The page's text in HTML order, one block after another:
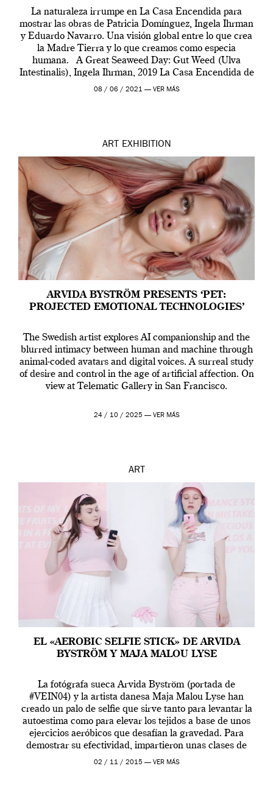
La naturaleza irrumpe en La Casa Encendida para
mostrar las obras de Patricia Domínguez, Ingela Ihrman
y Eduardo Navarro. Una visión global entre lo que crea
la Madre Tierra y lo que creamos como especia
humana. A Great Seaweed Day: Gut Weed (Ulva
Intestinalis), Ingela Ihrman, 2019 La Casa Encendida de
Madrid y la Wellcome […]
08 / 06 / 2021 — VER MÁS
ART EXHIBITION
ARVIDA BYSTRÖM PRESENTS ‘PET:
PROJECTED EMOTIONAL TECHNOLOGIES’
The Swedish artist explores AI companionship and the
blurred intimacy between human and machine through
animal-coded avatars and digital voices. A surreal study
of desire and control in the age of artificial affection. On
view at Telematic Gallery in San Francisco.
24 / 10 / 2025 — VER MÁS
ART
EL «AEROBIC SELFIE STICK» DE ARVIDA
BYSTRÖM Y MAJA MALOU LYSE
La fotógrafa sueca Arvida Byström (portada de
#VEIN04) y la artista danesa Maja Malou Lyse han
creado un palo de selfie que sirve tanto para levantar la
autoestima como para elevar los tejidos a base de unos
ejercicios aeróbicos que desafían la gravedad. Para
demostrar su efectividad, impartieron unas clases de
prueba en el Tate […]
02 / 11 / 2015 — VER MÁS